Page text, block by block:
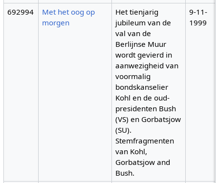
692994
Met het oog op
morgen
Het tienjarig
jubileum van de
val van de
Berlijnse Muur
wordt gevierd in
aanwezigheid van
voormalig
bondskanselier
Kohl en de oud-
presidenten Bush
(VS) en Gorbatsjow
(SU).
Stemfragmenten
van Kohl,
Gorbatsjow and
Bush.
9-11-
1999